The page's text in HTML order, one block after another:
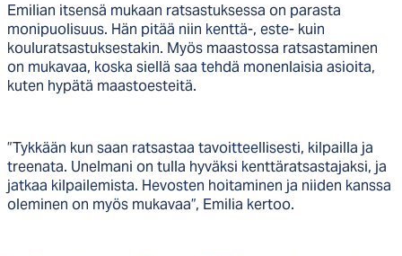
Emilian itsensä mukaan ratsastuksessa on parasta
monipuolisuus. Hän pitää niin kenttä-, este- kuin
kouluratsastuksestakin. Myös maastossa ratsastaminen
on mukavaa, koska siellä saa tehdä monenlaisia asioita,
kuten hypätä maastoesteitä.
”Tykkään kun saan ratsastaa tavoitteellisesti, kilpailla ja
treenata. Unelmani on tulla hyväksi kenttäratsastajaksi, ja
jatkaa kilpailemista. Hevosten hoitaminen ja niiden kanssa
oleminen on myös mukavaa”, Emilia kertoo.